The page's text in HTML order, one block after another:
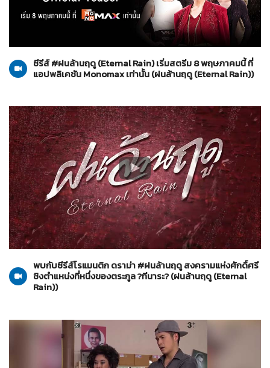
ฝนล้านฤดู (Eternal Rain)
ซีรีส์ #ฝนล้านฤดู (Eternal Rain) เริ่มสตรีม 8 พฤษภาคมนี้ ที่
แอปพลิเคชัน Monomax เท่านั้น (ฝนล้านฤดู (Eternal Rain))
26-03-2569
ฝนล้านฤดู (Eternal Rain)
พบกับซีรีส์โรแมนติก ดราม่า #ฝนล้านฤดู สงครามแห่งศักดิ์ศรี
ชิงตำแหน่งที่หนึ่งของตระกูล ?ทีนาระ? (ฝนล้านฤดู (Eternal
Rain))